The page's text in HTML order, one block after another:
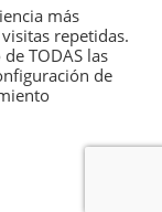
los
más
repetidas.
TODAS las
de